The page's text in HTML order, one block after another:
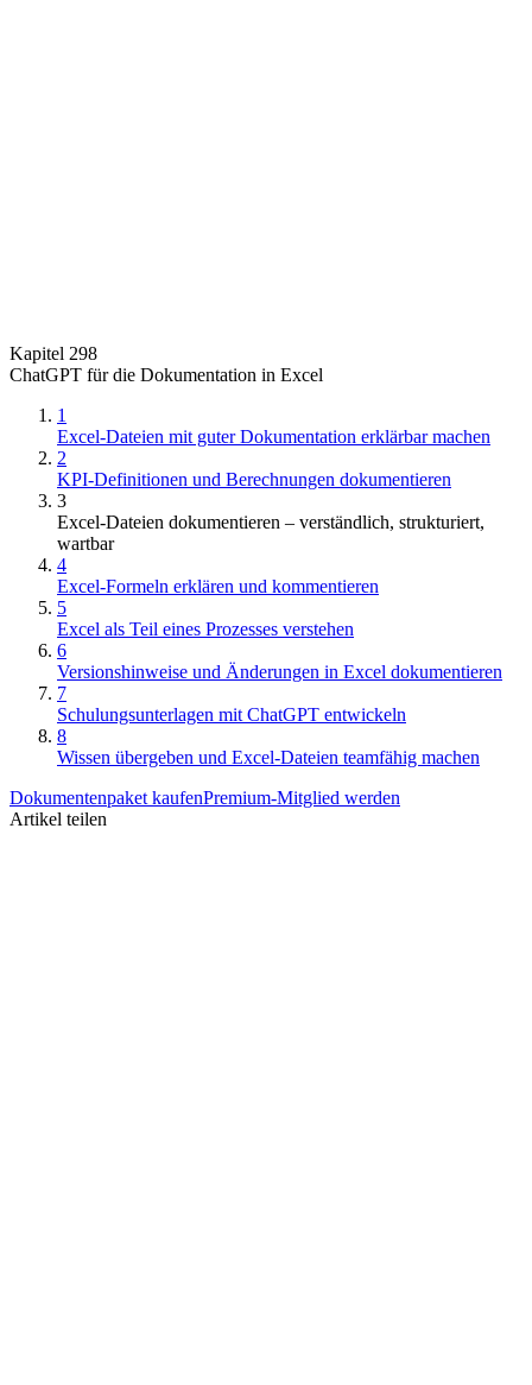
Kapitel 298
ChatGPT für die Dokumentation in Excel
1
Excel-Dateien mit guter Dokumentation erklärbar machen
2
KPI-Definitionen und Berechnungen dokumentieren
3
Excel-Dateien dokumentieren – verständlich, strukturiert,
wartbar
4
Excel-Formeln erklären und kommentieren
5
Excel als Teil eines Prozesses verstehen
6
Versionshinweise und Änderungen in Excel dokumentieren
7
Schulungsunterlagen mit ChatGPT entwickeln
8
Wissen übergeben und Excel-Dateien teamfähig machen
Dokumentenpaket kaufenPremium-Mitglied werden
Artikel teilen